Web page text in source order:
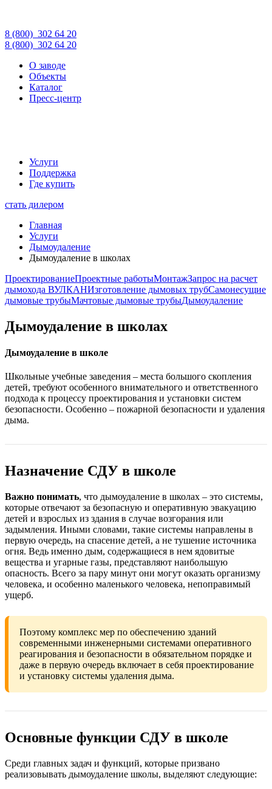
8 (800) 302 64 20
8 (800) 302 64 20
О заводе
Объекты
Каталог
Пресс-центр
Услуги
Поддержка
Где купить
стать дилером
Главная
Услуги
Дымоудаление
Дымоудаление в школах
ПроектированиеПроектные работыМонтажЗапрос на расчет
дымохода ВУЛКАНИзготовление дымовых трубСамонесущие
дымовые трубыМачтовые дымовые трубыДымоудаление
Дымоудаление в школах
Дымоудаление в школе
Школьные учебные заведения – места большого скопления
детей, требуют особенного внимательного и ответственного
подхода к процессу проектирования и установки систем
безопасности. Особенно – пожарной безопасности и удаления
дыма.
Назначение СДУ в школе
Важно понимать, что дымоудаление в школах – это системы,
которые отвечают за безопасную и оперативную эвакуацию
детей и взрослых из здания в случае возгорания или
задымления. Иными словами, такие системы направлены в
первую очередь, на спасение детей, а не тушение источника
огня. Ведь именно дым, содержащиеся в нем ядовитые
вещества и угарные газы, представляют наибольшую
опасность. Всего за пару минут они могут оказать организму
человека, и особенно маленького человека, непоправимый
ущерб.
Поэтому комплекс мер по обеспечению зданий
современными инженерными системами оперативного
реагирования и безопасности в обязательном порядке и
даже в первую очередь включает в себя проектирование
и установку системы удаления дыма.
Основные функции СДУ в школе
Среди главных задач и функций, которые призвано
реализовывать дымоудаление школы, выделяют следующие: